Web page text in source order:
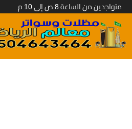
متواجدين من الساعة 8 ص إلى 10 م